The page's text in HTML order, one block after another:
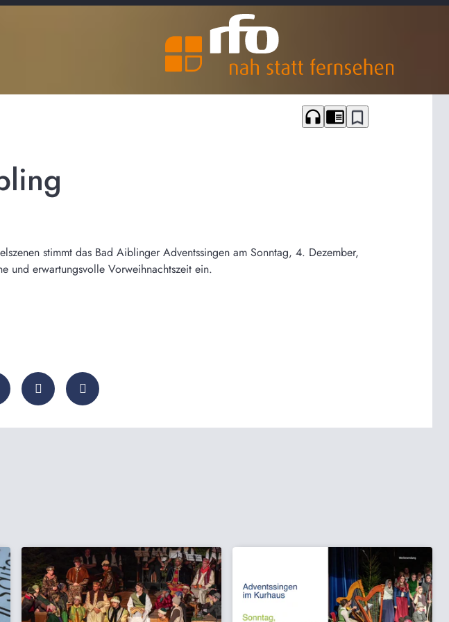
headphones chrome_reader_mode bookmark_border
stimmt das Bad Aiblinger Adventssingen am Sonntag, 4. Dezember,
und erwartungsvolle Vorweihnachtszeit ein.